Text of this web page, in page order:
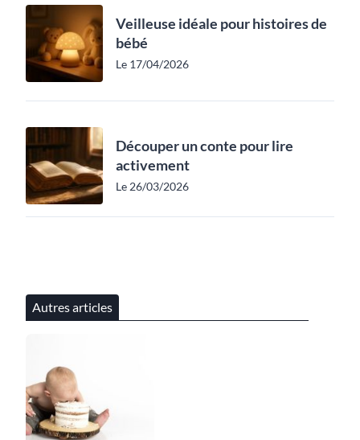
Veilleuse idéale pour histoires de
bébé
Le 17/04/2026
Découper un conte pour lire
activement
Le 26/03/2026
Autres articles